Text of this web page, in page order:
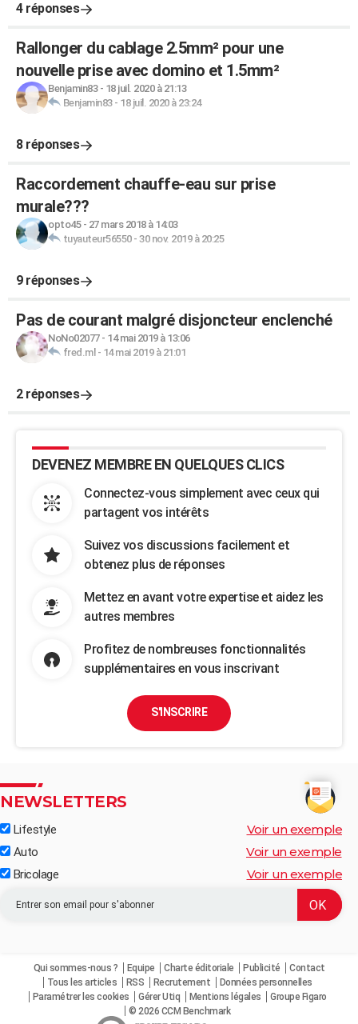
4 réponses
Rallonger du cablage 2.5mm² pour une
nouvelle prise avec domino et 1.5mm²
Benjamin83- 18 juil. 2020 à 21:13
Benjamin83- 18 juil. 2020 à 23:24
8 réponses
Raccordement chauffe-eau sur prise
murale???
opto45- 27 mars 2018 à 14:03
tuyauteur56550- 30 nov. 2019 à 20:25
9 réponses
Pas de courant malgré disjoncteur enclenché
NoNo02077- 14 mai 2019 à 13:06
fred.ml - 14 mai 2019 à 21:01
2 réponses
DEVENEZ MEMBRE EN QUELQUES CLICS
Connectez-vous simplement avec ceux qui
partagent vos intérêts
Suivez vos discussions facilement et
obtenez plus de réponses
Mettez en avant votre expertise et aidez les
autres membres
Profitez de nombreuses fonctionnalités
supplémentaires en vous inscrivant
S'INSCRIRE
NEWSLETTERS
Lifestyle Voir un exemple
Auto Voir un exemple
Bricolage Voir un exemple
Qui sommes-nous ? Equipe Charte éditoriale Publicité
Contact
Tous les articles
RSS Recrutement
Données personnelles
Paramétrer les cookies
Gérer Utiq Mentions légales
Groupe Figaro
© 2026 CCM Benchmark